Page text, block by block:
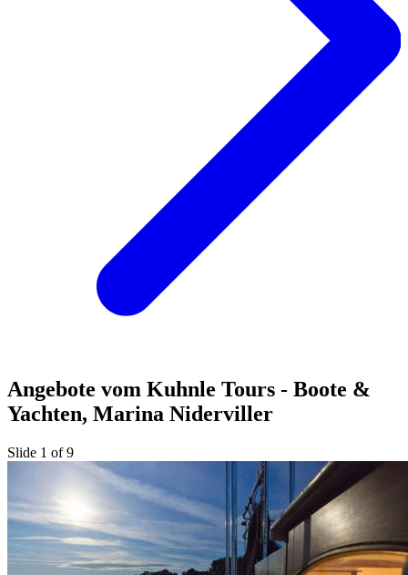
Angebote vom Kuhnle Tours - Boote &
Yachten, Marina Niderviller
Slide 1 of 9